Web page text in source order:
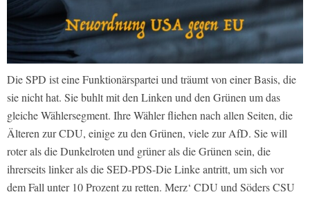
Die SPD ist eine Funktionärspartei und träumt von einer Basis, die
sie nicht hat. Sie buhlt mit den Linken und den Grünen um das
gleiche Wählersegment. Ihre Wähler fliehen nach allen Seiten, die
Älteren zur CDU, einige zu den Grünen, viele zur AfD. Sie will
roter als die Dunkelroten und grüner als die Grünen sein, die
ihrerseits linker als die SED-PDS-Die Linke antritt, um sich vor
dem Fall unter 10 Prozent zu retten. Merz‘ CDU und Söders CSU